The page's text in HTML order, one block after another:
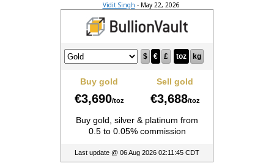
Vidit Singh - May 22, 2026